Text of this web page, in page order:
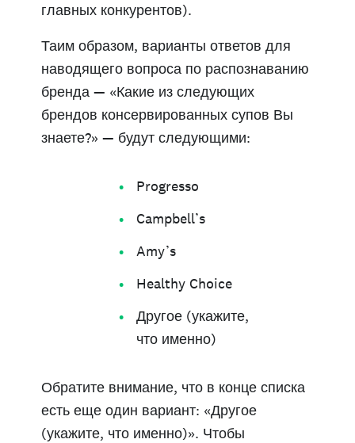
главных конкурентов).
Таим образом, варианты ответов для
наводящего вопроса по распознаванию
бренда — «Какие из следующих
брендов консервированных супов Вы
знаете?» — будут следующими:
Progresso
Campbell’s
Amy’s
Healthy Choice
Другое (укажите,
что именно)
Обратите внимание, что в конце списка
есть еще один вариант: «Другое
(укажите, что именно)». Чтобы